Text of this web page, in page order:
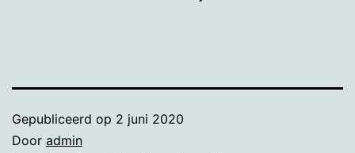
Gepubliceerd op 2 juni 2020
Door admin